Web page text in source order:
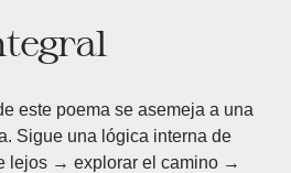
este poema se asemeja a una
Sigue una lógica interna de
lejos → explorar el camino →